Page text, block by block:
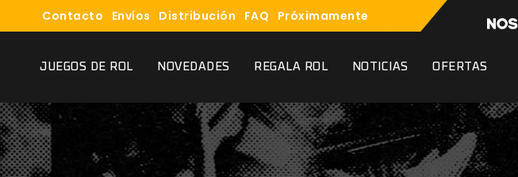
Contacto Envíos Distribución FAQ Próximamente
JUEGOS DE ROL NOVEDADES REGALA ROL NOTICIAS OFERTAS